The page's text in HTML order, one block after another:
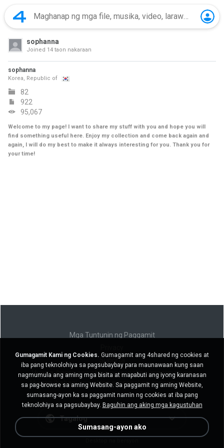
sophanna
Joined 14 taon nakaraan
sophanna
Korea, Republic of
82
922
95,067
Welcome to my page! I want to share my stuff with you and hope you will
find something useful here. Enjoy my collection and come back again and
again, I will do my best to make it always interesting for you. Thank you for
your time!
Mga Tuntunin ng Paggamit
Suporta
Huwag ibenta ang aking personal na impormasyon
Huwag ibahagi ang aking personal na impormasyon
Tagalog
Gumagamit Kami ng Cookies. Gumagamit ang 4shared ng cookies at
iba pang teknolohiya sa pagsubaybay para maunawaan kung saan
nagmumula ang aming mga bisita at mapabuti ang iyong karanasan
sa pag-browse sa aming Website. Sa paggamit ng aming Website,
sumasang-ayon ka sa paggamit namin ng cookies at iba pang
teknolohiya sa pagsubaybay. Baguhin ang aking mga kagustuhan
Sumasang-ayon ako